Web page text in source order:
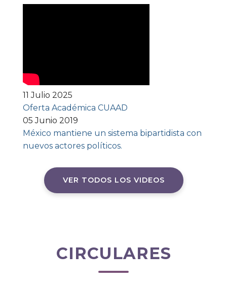
11 Julio 2025
Oferta Académica CUAAD
05 Junio 2019
México mantiene un sistema bipartidista con
nuevos actores políticos.
VER TODOS LOS VIDEOS
CIRCULARES